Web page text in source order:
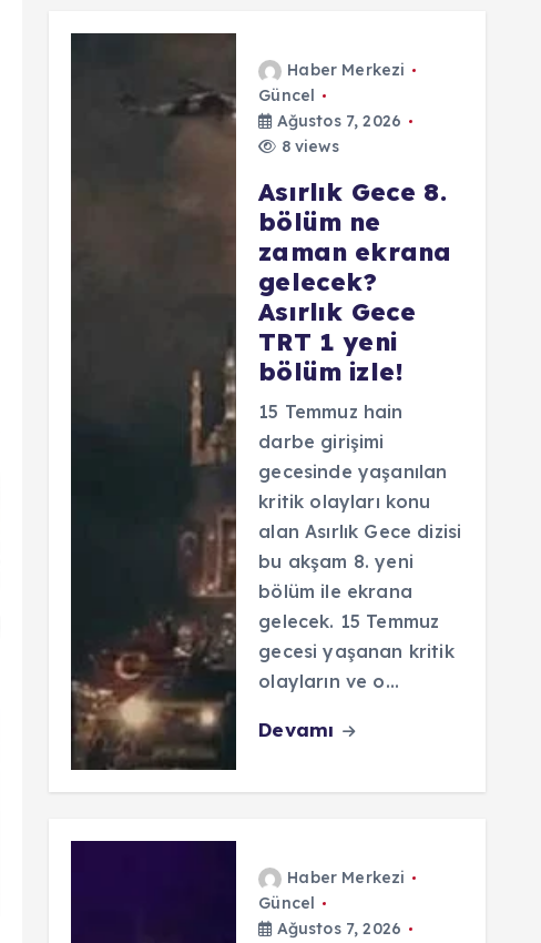
Haber Merkezi
Güncel
Ağustos 7, 2026
8 views
Asırlık Gece 8.
bölüm ne
zaman ekrana
gelecek?
Asırlık Gece
TRT 1 yeni
bölüm izle!
15 Temmuz hain
darbe girişimi
gecesinde yaşanılan
kritik olayları konu
alan Asırlık Gece dizisi
bu akşam 8. yeni
bölüm ile ekrana
gelecek. 15 Temmuz
gecesi yaşanan kritik
olayların ve o…
Devamı
Haber Merkezi
Güncel
Ağustos 7, 2026